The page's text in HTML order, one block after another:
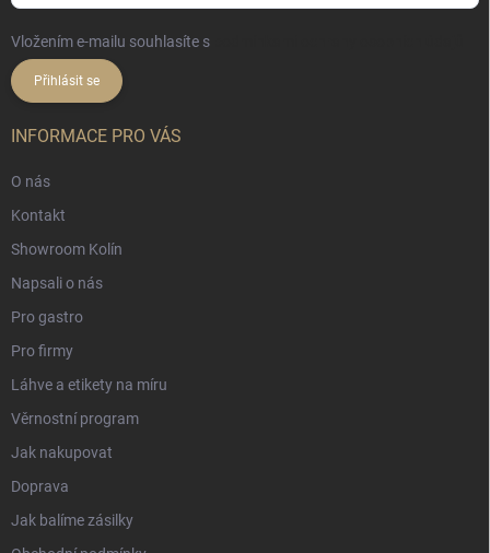
Vložením e-mailu souhlasíte s
Přihlásit se
INFORMACE PRO VÁS
O nás
Kontakt
Showroom Kolín
Napsali o nás
Pro gastro
Pro firmy
Láhve a etikety na míru
Věrnostní program
Jak nakupovat
Doprava
Jak balíme zásilky